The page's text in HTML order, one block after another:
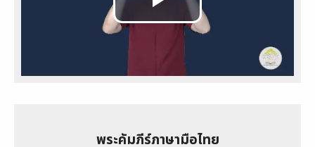
Play
Video
พระคัมภีร์ภาษามือไทย